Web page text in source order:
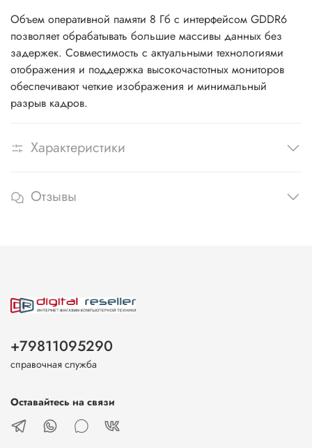
Объем оперативной памяти 8 Гб с интерфейсом GDDR6
позволяет обрабатывать большие массивы данных без
задержек. Совместимость с актуальными технологиями
отображения и поддержка высокочастотных мониторов
обеспечивают четкие изображения и минимальный
разрыв кадров.
Характеристики
Отзывы
+79811095290
справочная служба
Оставайтесь на связи